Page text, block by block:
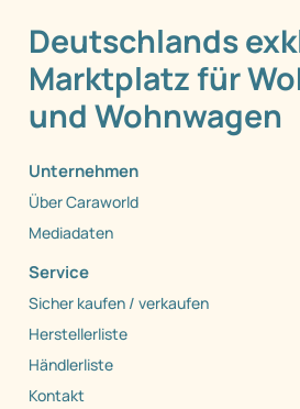
Deutschlands
Marktplatz für
und Wohnwagen
Unternehmen
Über Caraworld
Mediadaten
Service
Sicher kaufen / verkaufen
Herstellerliste
Händlerliste
Kontakt